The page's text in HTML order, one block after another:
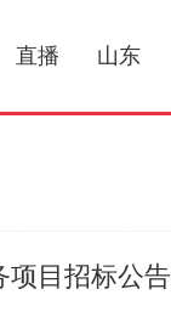
直播 山东
项目招标公告